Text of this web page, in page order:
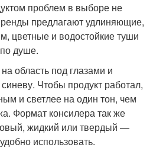
проблем в выборе не
предлагают удлиняющие,
цветные и водостойкие туши
душе.
область под глазами и
Чтобы продукт работал,
и светлее на один тон, чем
Формат консилера так же
жидкий или твердый —
использовать.